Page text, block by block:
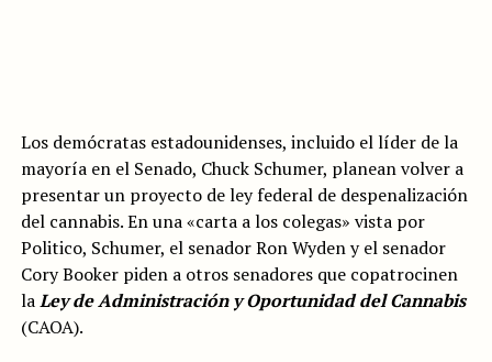
Los demócratas estadounidenses, incluido el líder de la
mayoría en el Senado, Chuck Schumer, planean volver a
presentar un proyecto de ley federal de despenalización
del cannabis. En una «carta a los colegas» vista por
Politico, Schumer, el senador Ron Wyden y el senador
Cory Booker piden a otros senadores que copatrocinen
laLey de Administración y Oportunidad del Cannabis
(CAOA).